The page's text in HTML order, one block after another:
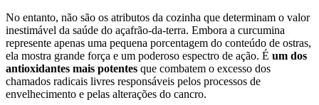
No entanto, não são os atributos da cozinha que determinam o valor
inestimável da saúde do açafrão-da-terra. Embora a curcumina
represente apenas uma pequena porcentagem do conteúdo de ostras,
ela mostra grande força e um poderoso espectro de ação. É um dos
antioxidantes mais potentes que combatem o excesso dos
chamados radicais livres responsáveis pelos processos de
envelhecimento e pelas alterações do cancro.